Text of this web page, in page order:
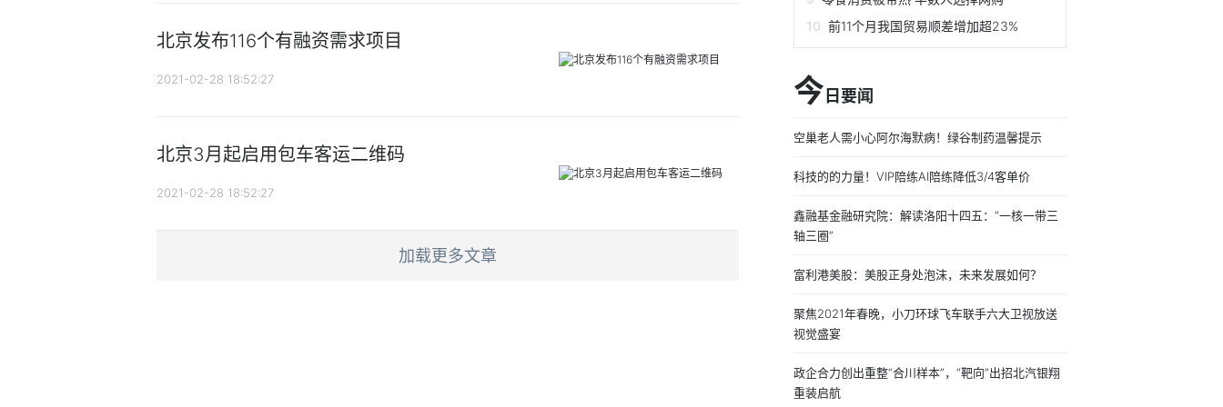
北京发布116个有融资需求项目
2021-02-28 18:52:27
北京3月起启用包车客运二维码
2021-02-28 18:52:27
加载更多文章
前11个月我国贸易顺差增加超23%
今 日要闻
空巢老人需小心阿尔海默病！绿谷制药温馨提示
科技的的力量！VIP陪练AI陪练降低3/4客单价
鑫融基金融研究院：解读洛阳十四五：“一核一带三
轴三圈”
富利港美股：美股正身处泡沫，未来发展如何？
聚焦2021年春晚，小刀环球飞车联手六大卫视放送
视觉盛宴
政企合力创出重整“合川样本”，“靶向”出招北汽银翔
重装启航